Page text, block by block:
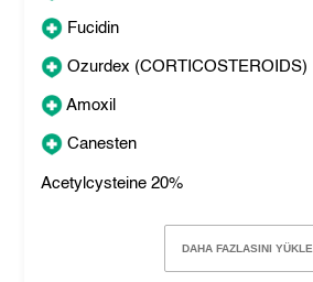
Fucidin
Ozurdex (CORTICOSTEROIDS)
Amoxil
Canesten
Acetylcysteine 20%
DAHA FAZLASINI YÜKLE